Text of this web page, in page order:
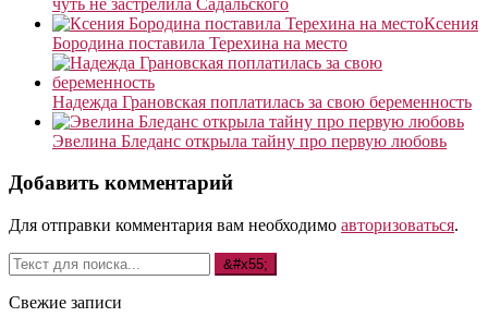
Ксения
Бородина поставила Терехина на место
Надежда Грановская поплатилась за свою беременность
Эвелина Бледанс открыла тайну про первую любовь
Добавить комментарий
Для отправки комментария вам необходимо авторизоваться.
Свежие записи